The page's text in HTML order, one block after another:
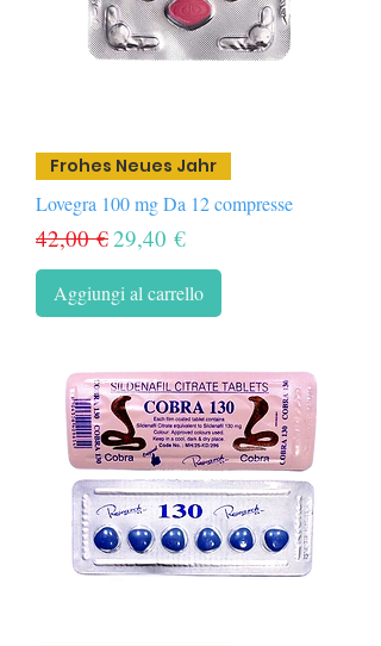
Frohes Neues Jahr
Lovegra 100 mg Da 12 compresse
Prezzo regolare
42,00 €Prezzo scontato
29,40 €
Aggiungi al carrello